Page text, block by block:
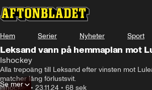
Hem Serier Nyheter Sport
Leksand vann på hemmaplan mot
Ishockey
Alla trepoäng till Leksand efter vinsten mot
matcher lång förlustsvit.
Ishockey• 23.11.24 • 68 sek
Se mer